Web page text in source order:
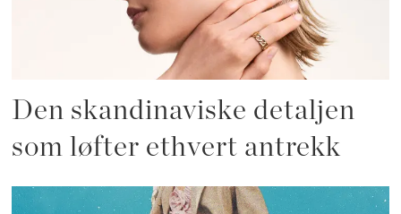
Den skandinaviske detaljen
som løfter ethvert antrekk